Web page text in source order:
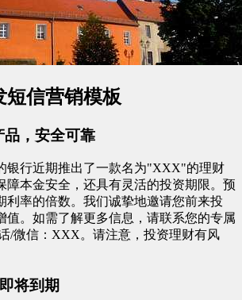
短信营销模板
，安全可靠
银行近期推出了一款名为"XXX"的理财
障本金安全，还具有灵活的投资期限。预
利率的倍数。我们诚挚地邀请您前来投
值。如需了解更多信息，请联系您的专属
/微信：XXX。请注意，投资理财有风
将到期